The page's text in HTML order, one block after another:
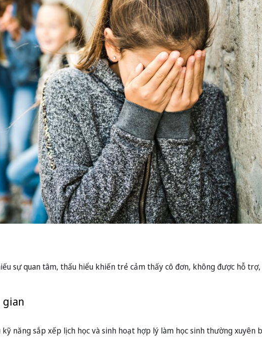
sự quan tâm, thấu hiểu khiến trẻ cảm thấy cô đơn, không được hỗ
gian
năng sắp xếp lịch học và sinh hoạt hợp lý làm học sinh thường xuyên